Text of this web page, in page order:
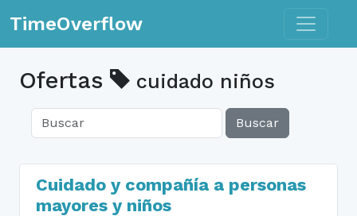
TimeOverflow Toggle
Ofertas cuidado niños
Buscar
Cuidado y compañía a personas
mayores y niños